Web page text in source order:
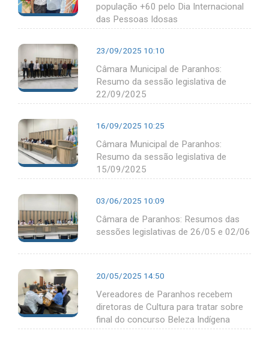
população +60 pelo Dia Internacional
das Pessoas Idosas
23/09/2025 10:10
Câmara Municipal de Paranhos:
Resumo da sessão legislativa de
22/09/2025
16/09/2025 10:25
Câmara Municipal de Paranhos:
Resumo da sessão legislativa de
15/09/2025
03/06/2025 10:09
Câmara de Paranhos: Resumos das
sessões legislativas de 26/05 e 02/06
20/05/2025 14:50
Vereadores de Paranhos recebem
diretoras de Cultura para tratar sobre
final do concurso Beleza Indígena